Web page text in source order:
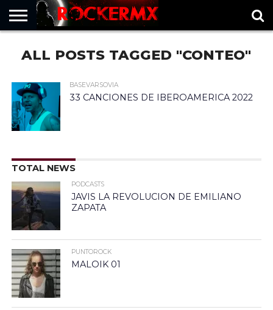
MUSICNEWS
FRAGMENTOS
ROCKERMX
BASEVARSOVIA
PUNTOROCK
ALL POSTS TAGGED "CONTEO"
BASEVARSOVIA
33 CANCIONES DE IBEROAMERICA 2022
TOTAL NEWS
PODCASTS
JAVIS LA REVOLUCION DE EMILIANO
ZAPATA
PUNTOROCK
MALOIK 01